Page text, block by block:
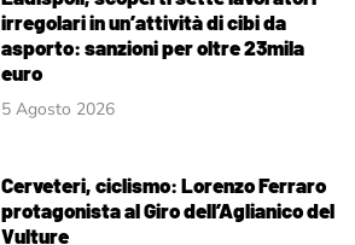
irregolari in un’attività di cibi da
asporto: sanzioni per oltre 23mila
euro
5 Agosto 2026
Cerveteri, ciclismo: Lorenzo Ferraro
protagonista al Giro dell’Aglianico del
Vulture